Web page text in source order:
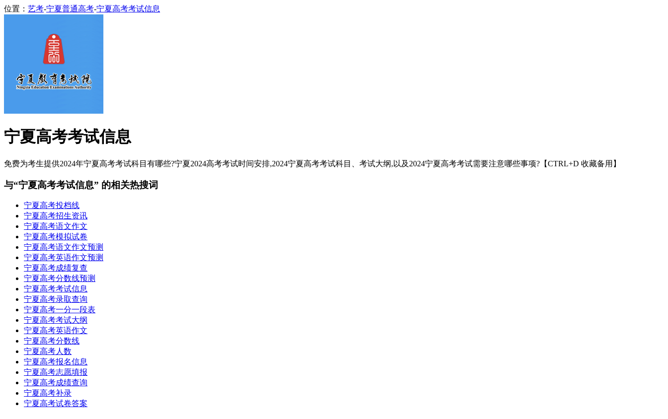
位置： 艺考-宁夏普通高考-宁夏高考考试信息
宁夏高考考试信息
免费为考生提供2024年宁夏高考考试科目有哪些?宁夏2024高考考试时间安排,2024宁夏高考考试科目、考试大纲,以及2024宁夏高考考试需要注意哪些事项?【CTRL+D 收藏备用】
与“宁夏高考考试信息” 的相关热搜词
宁夏高考投档线
宁夏高考招生资讯
宁夏高考语文作文
宁夏高考模拟试卷
宁夏高考语文作文预测
宁夏高考英语作文预测
宁夏高考成绩复查
宁夏高考分数线预测
宁夏高考考试信息
宁夏高考录取查询
宁夏高考一分一段表
宁夏高考考试大纲
宁夏高考英语作文
宁夏高考分数线
宁夏高考人数
宁夏高考报名信息
宁夏高考志愿填报
宁夏高考成绩查询
宁夏高考补录
宁夏高考试卷答案